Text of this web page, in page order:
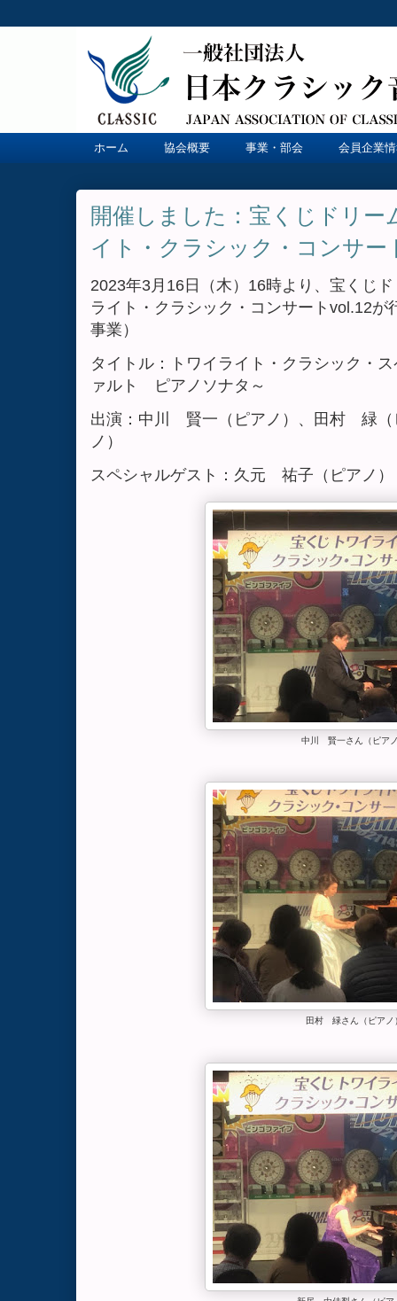
ホーム 協会概要 事業・部会 会員企業
開催しました：宝くじドリー
イト・クラシック・コンサー
2023年3月16日（木）16時より、宝くじ
ライト・クラシック・コンサートvol.12
事業）
タイトル：トワイライト・クラシック・
ァルト ピアノソナタ～
出演：中川 賢一（ピアノ）、田村 緑
ノ）
スペシャルゲスト：久元 祐子（ピアノ）
中川 賢一さん（ピア
田村 緑さん（ピアノ